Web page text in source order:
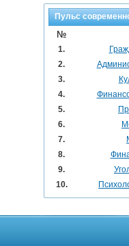
Пульс
№
1.
2.
3.
4.
5.
6.
7.
8.
9.
10.